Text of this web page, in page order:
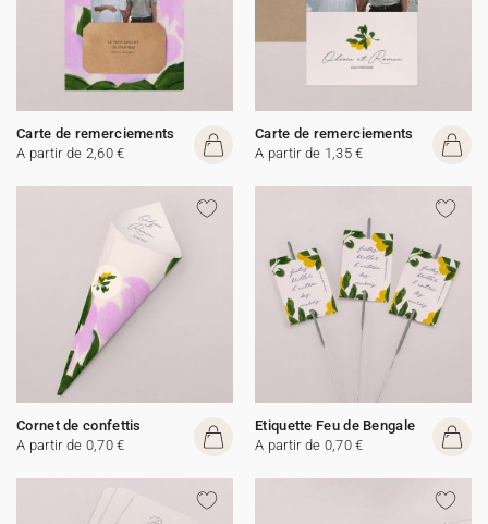
Carte de remerciements
A partir de 2,60 €
Carte de remerciements
A partir de 1,35 €
Cornet de confettis
A partir de 0,70 €
Etiquette Feu de Bengale
A partir de 0,70 €